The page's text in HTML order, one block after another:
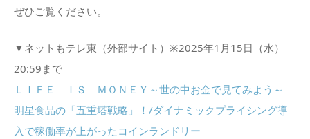
ぜひご覧ください。
▼ネットもテレ東（外部サイト）※2025年1月15日（水）
20:59まで
ＬＩＦＥ ＩＳ ＭＯＮＥＹ～世の中お金で見てみよう～
明星食品の「五重塔戦略」！/ダイナミックプライシング導
入で稼働率が上がったコインランドリー